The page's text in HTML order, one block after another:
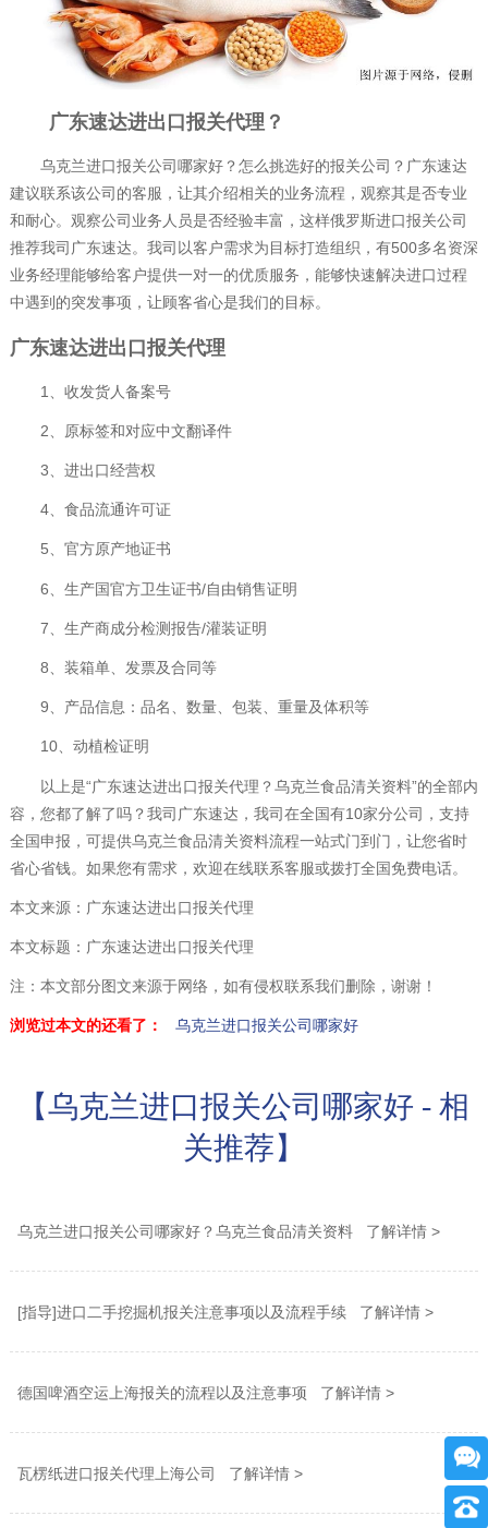
广东速达进出口报关代理？
乌克兰进口报关公司哪家好？怎么挑选好的报关公司？广东速达
建议联系该公司的客服，让其介绍相关的业务流程，观察其是否专业
和耐心。观察公司业务人员是否经验丰富，这样俄罗斯进口报关公司
推荐我司广东速达。我司以客户需求为目标打造组织，有500多名资深
业务经理能够给客户提供一对一的优质服务，能够快速解决进口过程
中遇到的突发事项，让顾客省心是我们的目标。
广东速达进出口报关代理
1、收发货人备案号
2、原标签和对应中文翻译件
3、进出口经营权
4、食品流通许可证
5、官方原产地证书
6、生产国官方卫生证书/自由销售证明
7、生产商成分检测报告/灌装证明
8、装箱单、发票及合同等
9、产品信息：品名、数量、包装、重量及体积等
10、动植检证明
以上是“广东速达进出口报关代理？乌克兰食品清关资料”的全部内
容，您都了解了吗？我司广东速达，我司在全国有10家分公司，支持
全国申报，可提供乌克兰食品清关资料流程一站式门到门，让您省时
省心省钱。如果您有需求，欢迎在线联系客服或拨打全国免费电话。
本文来源：广东速达进出口报关代理
本文标题：广东速达进出口报关代理
注：本文部分图文来源于网络，如有侵权联系我们删除，谢谢！
浏览过本文的还看了： 乌克兰进口报关公司哪家好
【乌克兰进口报关公司哪家好 - 相
关推荐】
乌克兰进口报关公司哪家好？乌克兰食品清关资料 了解详情 >
[指导]进口二手挖掘机报关注意事项以及流程手续 了解详情 >
德国啤酒空运上海报关的流程以及注意事项 了解详情 >
瓦楞纸进口报关代理上海公司 了解详情 >